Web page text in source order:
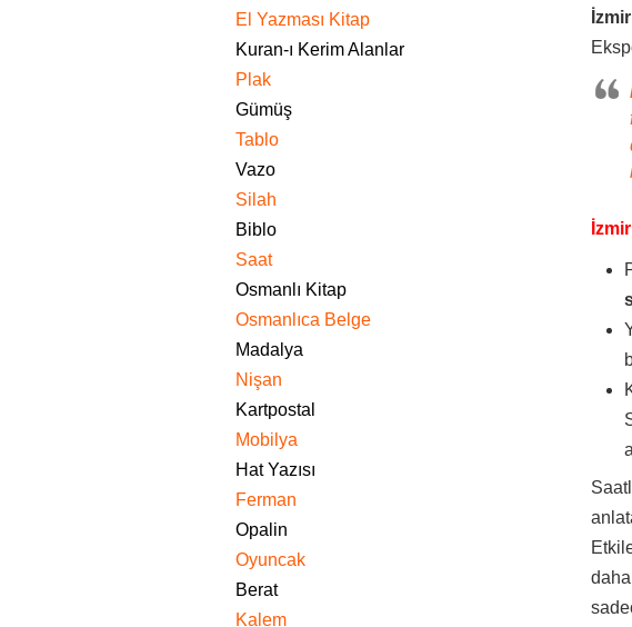
El Yazması Kitap
Kuran-ı Kerim Alanlar
Plak
Gümüş
Tablo
Vazo
Silah
Biblo
Saat
Osmanlı Kitap
Osmanlıca Belge
Madalya
Nişan
Kartpostal
Mobilya
Hat Yazısı
Ferman
Opalin
Oyuncak
Berat
Kalem